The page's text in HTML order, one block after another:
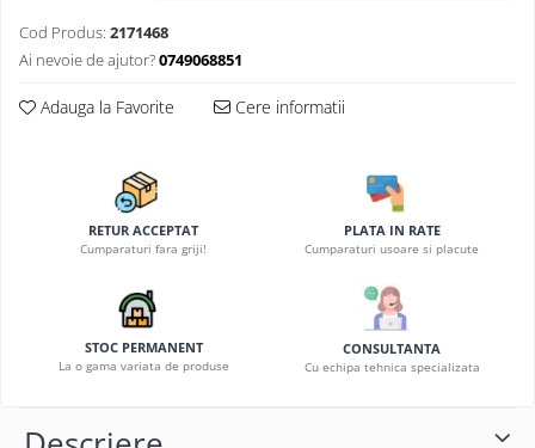
Cod Produs: 2171468
Ai nevoie de ajutor?0749068851
Adauga la Favorite Cere informatii
RETUR ACCEPTAT
Cumparaturi fara griji!
PLATA IN RATE
Cumparaturi usoare si placute
STOC PERMANENT
La o gama variata de produse
CONSULTANTA
Cu echipa tehnica specializata